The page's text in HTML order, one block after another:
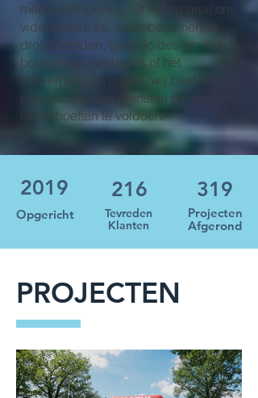
mediavormgeving. Of het nu gaat om
videoproductie, adembenemende
dronebeelden, graphic design, het
bouwen van websites of het
ontwerpen van logo's, wij bieden een
breed scala aan diensten om aan al
uw behoeften te voldoen.
2019 216 319
Opgericht
Projecten
Afgerond
Tevreden
Klanten
PROJECTEN